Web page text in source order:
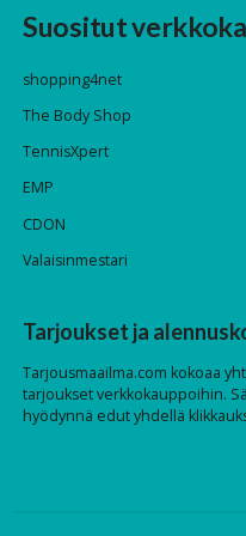
Suositut
shopping4net
The Body Shop
TennisXpert
EMP
CDON
Valaisinmestari
Tarjoukset ja
Tarjousmaailma.com kokoaa
tarjoukset verkkokauppoihin.
hyödynnä edut yhdellä